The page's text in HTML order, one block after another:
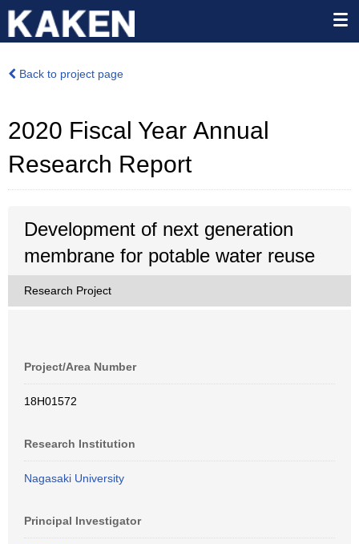
Back to project page
2020 Fiscal Year Annual
Research Report
Development of next generation
membrane for potable water reuse
Research Project
Project/Area Number
18H01572
Research Institution
Nagasaki University
Principal Investigator